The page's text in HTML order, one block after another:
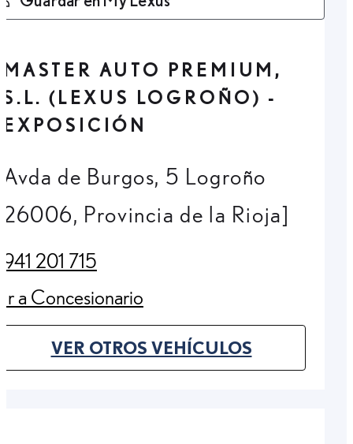
MASTER AUTO PREMIUM,
S.L. (LEXUS LOGROÑO) -
EXPOSICIÓN
Avda de Burgos, 5 Logroño
26006, Provincia de la Rioja]
941 201 715
(Opens in new tab)
Ir a Concesionario
(Opens in new tab)
VER OTROS VEHÍCULOS
(OPENS IN NEW TAB)